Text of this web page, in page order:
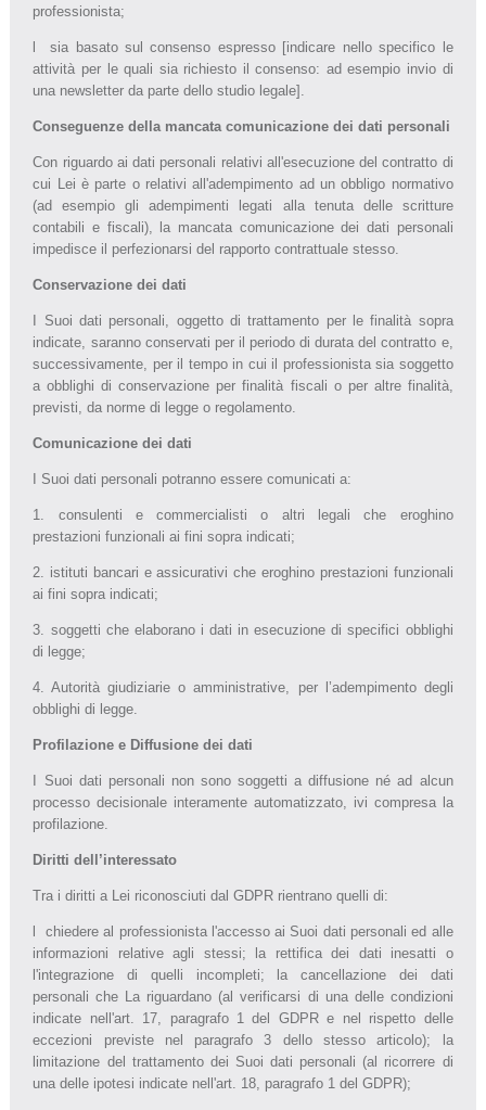
professionista;
l sia basato sul consenso espresso [indicare nello specifico le
attività per le quali sia richiesto il consenso: ad esempio invio di
una newsletter da parte dello studio legale].
Conseguenze della mancata comunicazione dei dati personali
Con riguardo ai dati personali relativi all'esecuzione del contratto di
cui Lei è parte o relativi all'adempimento ad un obbligo normativo
(ad esempio gli adempimenti legati alla tenuta delle scritture
contabili e fiscali), la mancata comunicazione dei dati personali
impedisce il perfezionarsi del rapporto contrattuale stesso.
Conservazione dei dati
I Suoi dati personali, oggetto di trattamento per le finalità sopra
indicate, saranno conservati per il periodo di durata del contratto e,
successivamente, per il tempo in cui il professionista sia soggetto
a obblighi di conservazione per finalità fiscali o per altre finalità,
previsti, da norme di legge o regolamento.
Comunicazione dei dati
I Suoi dati personali potranno essere comunicati a:
1. consulenti e commercialisti o altri legali che eroghino
prestazioni funzionali ai fini sopra indicati;
2. istituti bancari e assicurativi che eroghino prestazioni funzionali
ai fini sopra indicati;
3. soggetti che elaborano i dati in esecuzione di specifici obblighi
di legge;
4. Autorità giudiziarie o amministrative, per l’adempimento degli
obblighi di legge.
Profilazione e Diffusione dei dati
I Suoi dati personali non sono soggetti a diffusione né ad alcun
processo decisionale interamente automatizzato, ivi compresa la
profilazione.
Diritti dell’interessato
Tra i diritti a Lei riconosciuti dal GDPR rientrano quelli di:
l chiedere al professionista l'accesso ai Suoi dati personali ed alle
informazioni relative agli stessi; la rettifica dei dati inesatti o
l'integrazione di quelli incompleti; la cancellazione dei dati
personali che La riguardano (al verificarsi di una delle condizioni
indicate nell'art. 17, paragrafo 1 del GDPR e nel rispetto delle
eccezioni previste nel paragrafo 3 dello stesso articolo); la
limitazione del trattamento dei Suoi dati personali (al ricorrere di
una delle ipotesi indicate nell'art. 18, paragrafo 1 del GDPR);